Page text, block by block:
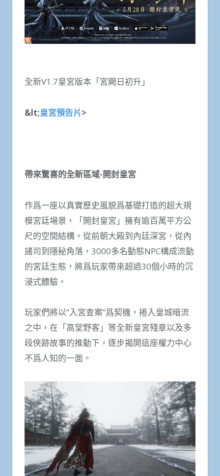
全新V1.7皇宮版本「宮闕日初升」
&lt;皇宮預告片>
帶來驚喜的全新區域-開封皇宮
作爲一座以真實歷史風貌爲基礎打造的超大規
模宮廷場景，「開封皇宮」擁有逾百萬平方公
尺的空間結構。從前朝大殿到內廷深宮，從內
諸司到隱秘角落，3000多名動態NPC構成流動
的宮廷生態，將爲玩家帶來超過30個小時的沉
浸式體驗。
玩家們將以”入宮查案”爲契機，捲入皇城暗流
之中，在「高堂野客」等全新皇宮殘章以及多
段俠跡故事的推動下，逐步揭開這座權力中心
不爲人知的一面。